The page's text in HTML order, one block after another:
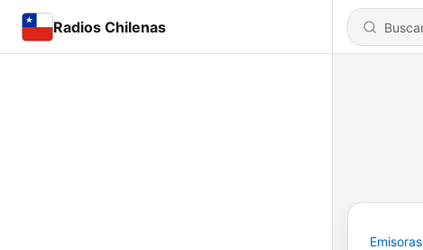
Radios Chilenas
Emisoras